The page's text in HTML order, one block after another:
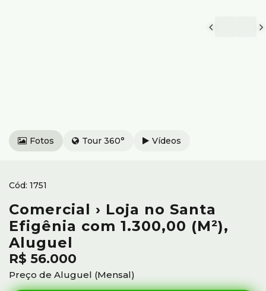
Fotos Tour 360° Vídeos
Comercial › Loja no Santa
Efigênia com 1.300,00 (M²),
Aluguel
R$ 56.000
Preço de Aluguel (Mensal)
1751